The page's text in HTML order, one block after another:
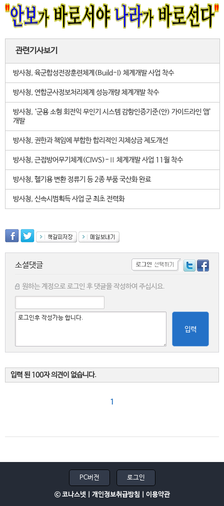
관련기사보기
방사청, 육군합성전장훈련체계(Build-I) 체계개발 사업 착수
방사청, 연합군사정보처리체계 성능개량 체계개발 착수
방사청, ‘군용 소형 회전익 무인기 시스템 감항인증기준(안) 가이드라인 앱’
개발
방사청, 권한과 책임에 부합한 합리적인 지체상금 제도개선
방사청, 근접방어무기체계(CIWS)-Ⅱ 체계개발 사업 11월 착수
방사청, 헬기용 변환 정류기 등 2종 부품 국산화 완료
방사청, 신속시범획득 사업 군 최초 전력화
소셜댓글
원하는 계정으로 로그인 후 댓글을 작성하여 주십시요.
입력
입력 된 100자 의견이 없습니다.
1
PC버전 로그인
ⓒ 코나스넷 | 개인정보취급방침 이용약관